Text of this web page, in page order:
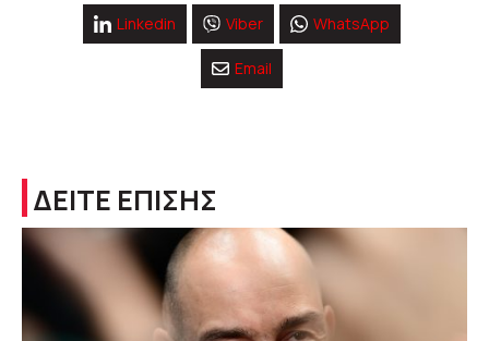
Linkedin Viber WhatsApp
Email
ΔΕΙΤΕ ΕΠΙΣΗΣ